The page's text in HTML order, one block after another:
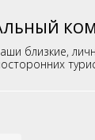
близкие,